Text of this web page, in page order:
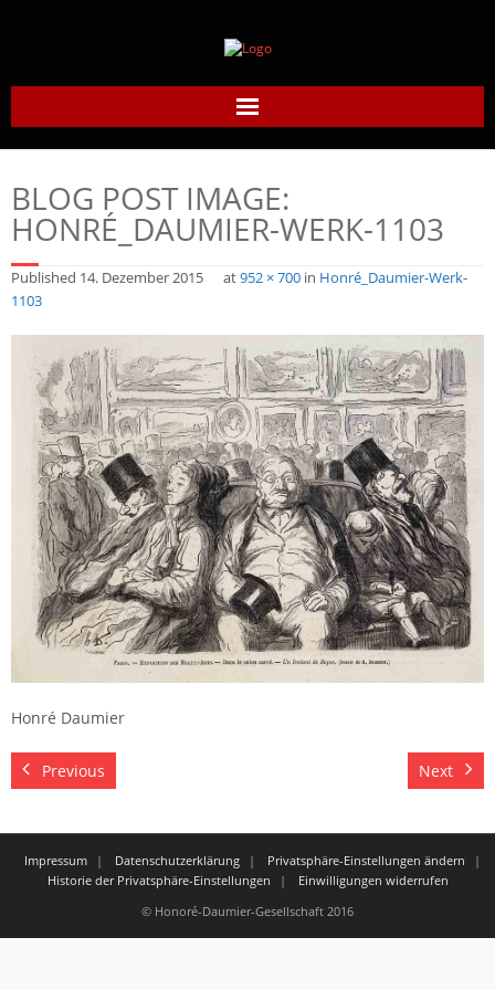
Home
Daumier-Gesellschaft
Daumier heute
Links
Kontakt
BLOG POST IMAGE:
HONRÉ_DAUMIER-WERK-1103
Published 14. Dezember 2015 at952 × 700 in Honré_Daumier-Werk-
1103
Honré Daumier
Previous Next
Impressum Datenschutzerklärung
Privatsphäre-Einstellungen ändern
Historie der Privatsphäre-Einstellungen
Einwilligungen widerrufen
© Honoré-Daumier-Gesellschaft 2016